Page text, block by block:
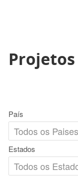
Projetos
País
Estados